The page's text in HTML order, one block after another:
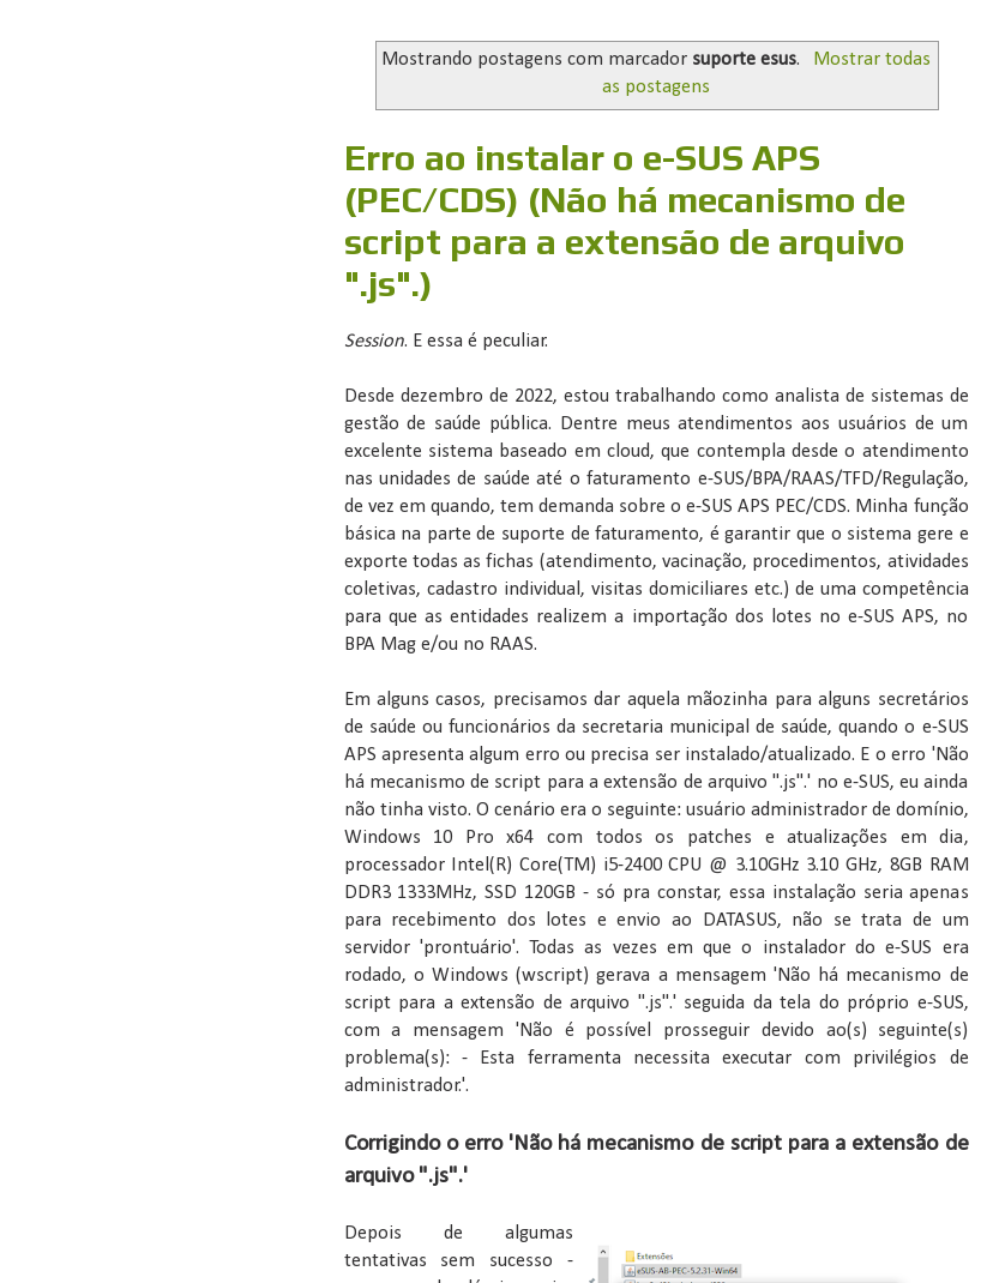
Mostrando postagens com marcador suporte esus.
Mostrar todas
as postagens
Erro ao instalar o e-SUS APS
(PEC/CDS) (Não há mecanismo de
script para a extensão de arquivo
".js".)
Session. E essa é peculiar.
Desde dezembro de 2022, estou trabalhando como analista de sistemas de
gestão de saúde pública. Dentre meus atendimentos aos usuários de um
excelente sistema baseado em cloud, que contempla desde o atendimento
nas unidades de saúde até o faturamento e-SUS/BPA/RAAS/TFD/Regulação,
de vez em quando, tem demanda sobre o e-SUS APS PEC/CDS. Minha função
básica na parte de suporte de faturamento, é garantir que o sistema gere e
exporte todas as fichas (atendimento, vacinação, procedimentos, atividades
coletivas, cadastro individual, visitas domiciliares etc.) de uma competência
para que as entidades realizem a importação dos lotes no e-SUS APS, no
BPA Mag e/ou no RAAS.
Em alguns casos, precisamos dar aquela mãozinha para alguns secretários
de saúde ou funcionários da secretaria municipal de saúde, quando o e-SUS
APS apresenta algum erro ou precisa ser instalado/atualizado. E o erro 'Não
há mecanismo de script para a extensão de arquivo ".js".' no e-SUS, eu ainda
não tinha visto. O cenário era o seguinte: usuário administrador de domínio,
Windows 10 Pro x64 com todos os patches e atualizações em dia,
processador Intel(R) Core(TM) i5-2400 CPU @ 3.10GHz 3.10 GHz, 8GB RAM
DDR3 1333MHz, SSD 120GB - só pra constar, essa instalação seria apenas
para recebimento dos lotes e envio ao DATASUS, não se trata de um
servidor 'prontuário'. Todas as vezes em que o instalador do e-SUS era
rodado, o Windows (wscript) gerava a mensagem 'Não há mecanismo de
script para a extensão de arquivo ".js".' seguida da tela do próprio e-SUS,
com a mensagem 'Não é possível prosseguir devido ao(s) seguinte(s)
problema(s): - Esta ferramenta necessita executar com privilégios de
administrador.'.
Corrigindo o erro 'Não há mecanismo de script para a extensão de
arquivo ".js".'
Depois de algumas
tentativas sem sucesso -